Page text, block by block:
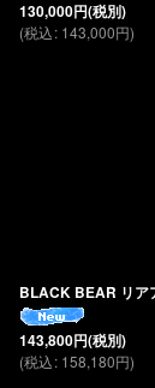
130,000円(税別)
(税込: 143,000円)
BLACK BEAR リア
143,800円(税別)
(税込: 158,180円)